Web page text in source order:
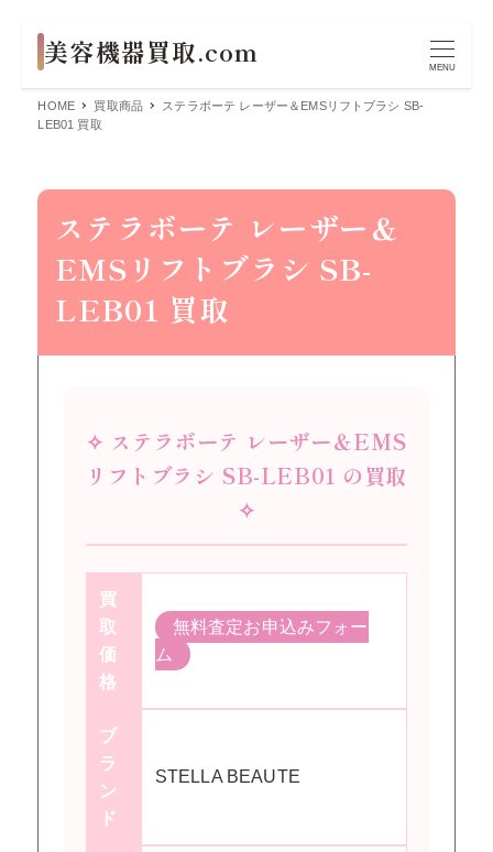
MENU
HOME 買取商品
ステラボーテ レーザー＆EMSリフトブラシ SB-
LEB01 買取
ステラボーテ レーザー＆
EMSリフトブラシ SB-
LEB01 買取
✧ ステラボーテ レーザー＆EMS
リフトブラシ SB-LEB01 の買取
✧
買
取
価
格
無料査定お申込みフォー
ム
ブ
ラ
ン
ド
STELLA BEAUTE